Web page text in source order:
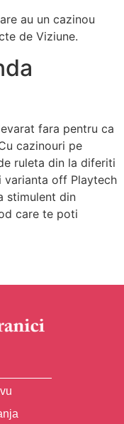
au un cazinou
de Viziune.
fara pentru ca
cazinouri pe
ruleta din la diferiti
varianta off Playtech
stimulent din
care te poti